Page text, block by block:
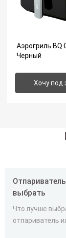
Аэрогриль BQ
Черный
Хочу под
выбрать
Что лучше
отпариватель